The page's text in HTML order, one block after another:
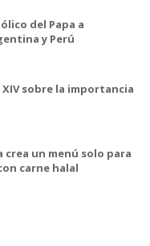
del Papa a
y Perú
sobre la importancia
un menú solo para
carne halal